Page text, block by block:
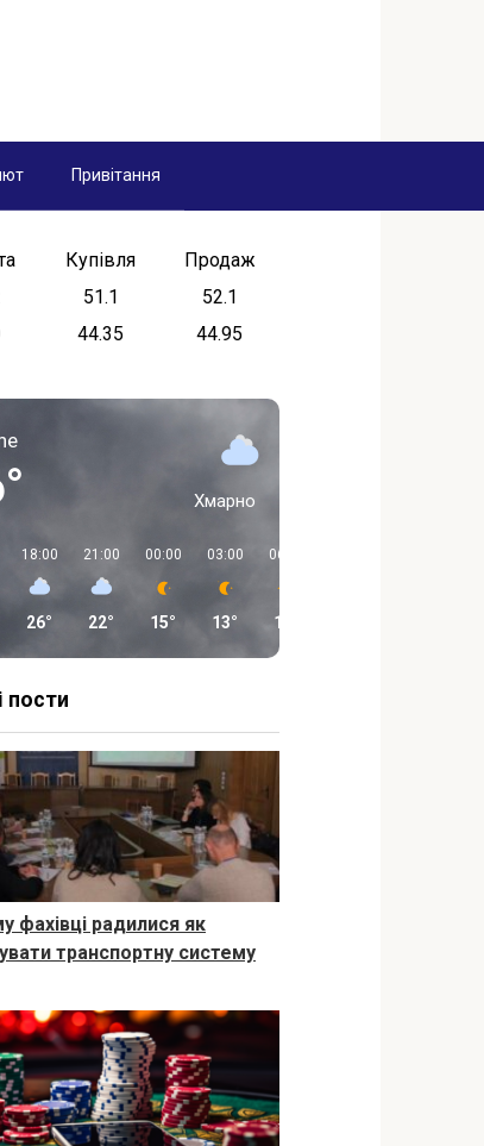
Привітання
Купівля
Продаж
51.1
52.1
44.35 44.95
Хмарно
18:00
26°
21:00
22°
00:00
15°
03:00
13°
06:00
11°
пости
фахівці радилися як
транспортну систему